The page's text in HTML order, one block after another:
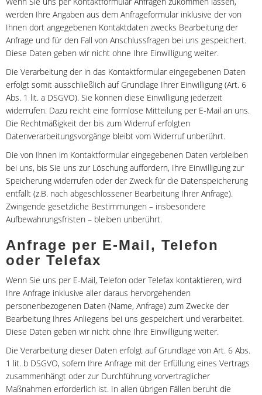
werden Ihre Angaben aus dem Anfrageformular inklusive der von
Ihnen dort angegebenen Kontaktdaten zwecks Bearbeitung der
Anfrage und für den Fall von Anschlussfragen bei uns gespeichert.
Diese Daten geben wir nicht ohne Ihre Einwilligung weiter.
Die Verarbeitung der in das Kontaktformular eingegebenen Daten
erfolgt somit ausschließlich auf Grundlage Ihrer Einwilligung (Art. 6
Abs. 1 lit. a DSGVO). Sie können diese Einwilligung jederzeit
widerrufen. Dazu reicht eine formlose Mitteilung per E-Mail an uns.
Die Rechtmäßigkeit der bis zum Widerruf erfolgten
Datenverarbeitungsvorgänge bleibt vom Widerruf unberührt.
Die von Ihnen im Kontaktformular eingegebenen Daten verbleiben
bei uns, bis Sie uns zur Löschung auffordern, Ihre Einwilligung zur
Speicherung widerrufen oder der Zweck für die Datenspeicherung
entfällt (z.B. nach abgeschlossener Bearbeitung Ihrer Anfrage).
Zwingende gesetzliche Bestimmungen – insbesondere
Aufbewahrungsfristen – bleiben unberührt.
Anfrage per E-Mail, Telefon
oder Telefax
Wenn Sie uns per E-Mail, Telefon oder Telefax kontaktieren, wird
Ihre Anfrage inklusive aller daraus hervorgehenden
personenbezogenen Daten (Name, Anfrage) zum Zwecke der
Bearbeitung Ihres Anliegens bei uns gespeichert und verarbeitet.
Diese Daten geben wir nicht ohne Ihre Einwilligung weiter.
Die Verarbeitung dieser Daten erfolgt auf Grundlage von Art. 6 Abs.
1 lit. b DSGVO, sofern Ihre Anfrage mit der Erfüllung eines Vertrags
zusammenhängt oder zur Durchführung vorvertraglicher
Maßnahmen erforderlich ist. In allen übrigen Fällen beruht die